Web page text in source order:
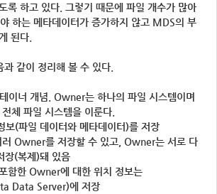
록 하고 있다. 그렇기 때문에 파일 개수가 많아
하는 메타데이터가 증가하지 않고 MDS의 부
된다.
같이 정리해 볼 수 있다.
이너 개념. Owner는 하나의 파일 시스템이며
체 파일 시스템을 이룬다.
보(파일 데이터와 메타데이터)를 저장
러 Owner를 저장할 수 있고, Owner는 서로 다
장(복제)돼 있음
함한 Owner에 대한 위치 정보는
Data Server)에 저장